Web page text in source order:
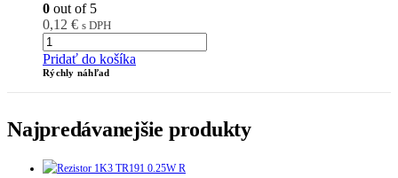
0 out of 5
0,12 € s DPH
Pridať do košíka
Rýchly náhľad
Najpredávanejšie produkty